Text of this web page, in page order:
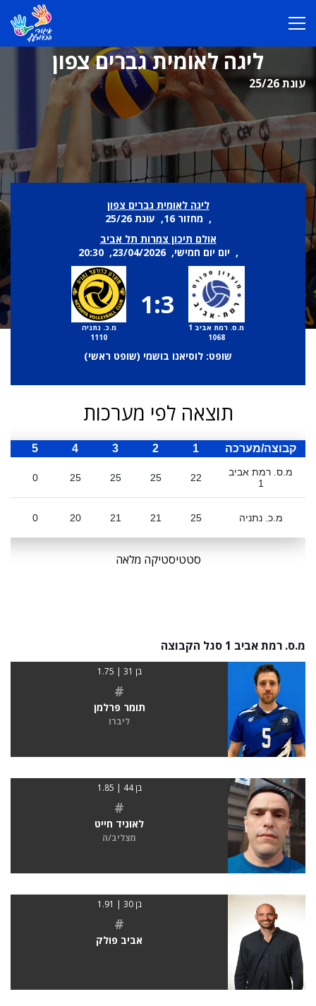
ליגה לאומית גברים צפון
עונת 25/26
ליגה לאומית גברים צפון
, מחזור 16, עונת 25/26
אולם תיכון צמרות תל אביב
, יום יום חמישי, 23/04/2026, 20:30
מ.ס. רמת אביב 1
1068
1:3
מ.כ. נתניה
1110
שופט: לוסיאנו בושמי (שופט ראשי)
תוצאה לפי מערכות
קבוצה/מערכה 1
2
3
4
5
מ.ס. רמת אביב
1
22
25
25
25
0
מ.כ. נתניה 25
21
21
20
0
סטטיסטיקה מלאה
מ.ס. רמת אביב 1 סגל הקבוצה
בן 31 | 1.75
#
תומר פרלמן
ליברו
בן 44 | 1.85
#
לאוניד חייט
מצליב/ה
בן 30 | 1.91
#
אביב פולק